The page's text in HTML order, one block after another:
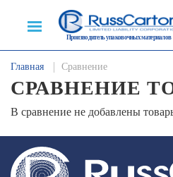
Производитель упаковочных материалов
Главная Сравнение
СРАВНЕНИЕ
В сравнение не добавлены